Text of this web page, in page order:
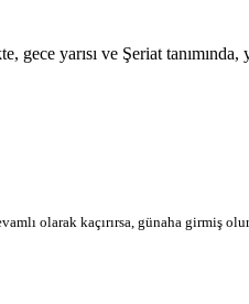
gece yarısı ve Şeriat
olarak kaçırırsa, günaha girmiş olur